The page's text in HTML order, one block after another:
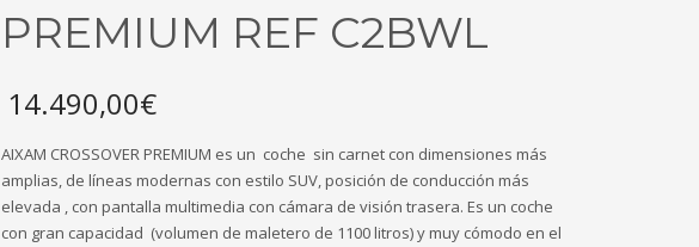
PREMIUM REF C2BWL
14.490,00€
AIXAM CROSSOVER PREMIUM es un coche sin carnet con dimensiones más
amplias, de líneas modernas con estilo SUV, posición de conducción más
elevada , con pantalla multimedia con cámara de visión trasera. Es un coche
con gran capacidad (volumen de maletero de 1100 litros) y muy cómodo en el